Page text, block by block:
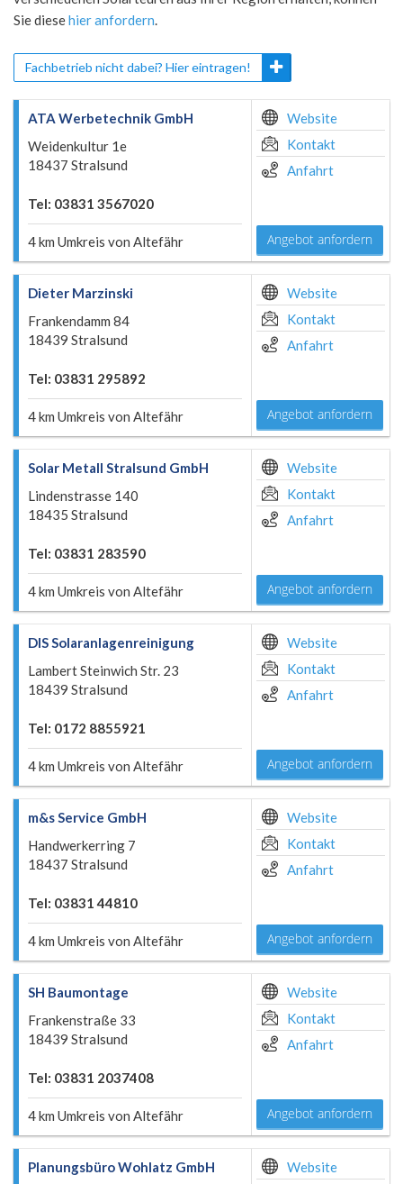
Sie diesehier anfordern.
Fachbetrieb nicht dabei? Hier eintragen!
ATA Werbetechnik GmbH
Weidenkultur 1e
18437 Stralsund
Tel: 03831 3567020
4 km Umkreis von Altefähr
Website
Kontakt
Anfahrt
Angebot anfordern
Dieter Marzinski
Frankendamm 84
18439 Stralsund
Tel: 03831 295892
4 km Umkreis von Altefähr
Website
Kontakt
Anfahrt
Angebot anfordern
Solar Metall Stralsund GmbH
Lindenstrasse 140
18435 Stralsund
Tel: 03831 283590
4 km Umkreis von Altefähr
Website
Kontakt
Anfahrt
Angebot anfordern
DIS Solaranlagenreinigung
Lambert Steinwich Str. 23
18439 Stralsund
Tel: 0172 8855921
4 km Umkreis von Altefähr
Website
Kontakt
Anfahrt
Angebot anfordern
m&s Service GmbH
Handwerkerring 7
18437 Stralsund
Tel: 03831 44810
4 km Umkreis von Altefähr
Website
Kontakt
Anfahrt
Angebot anfordern
SH Baumontage
Frankenstraße 33
18439 Stralsund
Tel: 03831 2037408
4 km Umkreis von Altefähr
Website
Kontakt
Anfahrt
Angebot anfordern
Planungsbüro Wohlatz GmbH
Website